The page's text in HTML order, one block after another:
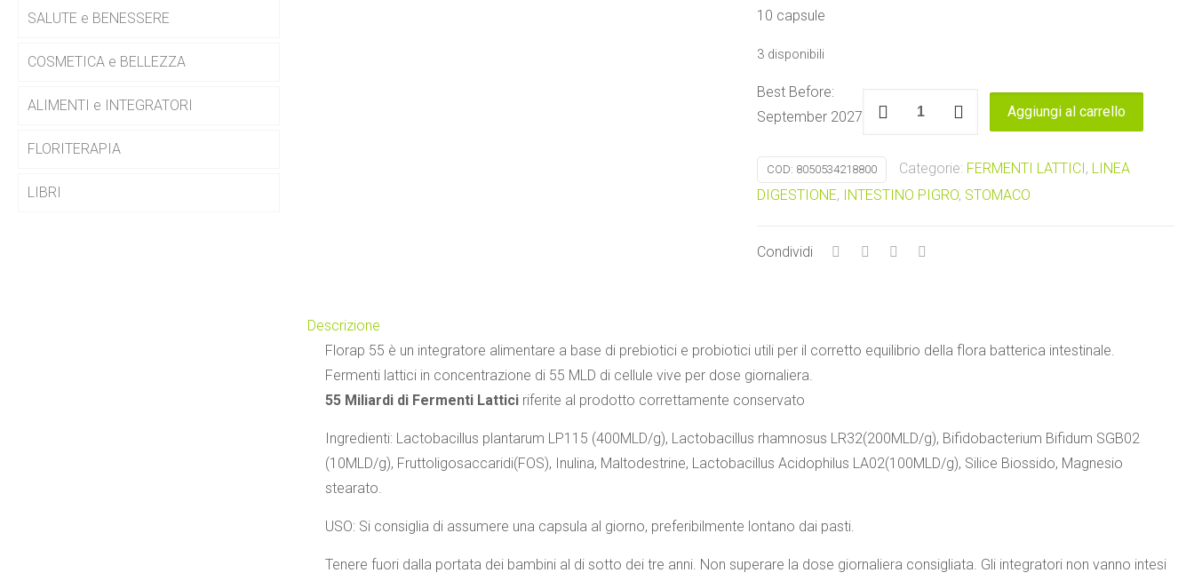
10 capsule
3 disponibili
Best Before:
September 2027
Alta
Natura
Aggiungi al carrello
COD: 8050534218800 Categorie: FERMENTI LATTICI, LINEA
DIGESTIONE, INTESTINO PIGRO, STOMACO
Condividi
Descrizione
Florap 55 è un integratore alimentare a base di prebiotici e probiotici utili per il corretto equilibrio della flora batterica intestinale.
Fermenti lattici in concentrazione di 55 MLD di cellule vive per dose giornaliera.
55 Miliardi di Fermenti Latticiriferite al prodotto correttamente conservato
Ingredienti: Lactobacillus plantarum LP115 (400MLD/g), Lactobacillus rhamnosus LR32(200MLD/g), Bifidobacterium Bifidum SGB02
(10MLD/g), Fruttoligosaccaridi(FOS), Inulina, Maltodestrine, Lactobacillus Acidophilus LA02(100MLD/g), Silice Biossido, Magnesio
stearato.
USO: Si consiglia di assumere una capsula al giorno, preferibilmente lontano dai pasti.
Tenere fuori dalla portata dei bambini al di sotto dei tre anni. Non superare la dose giornaliera consigliata. Gli integratori non vanno intesi
SALUTE e BENESSERE
COSMETICA e BELLEZZA
ALIMENTI e INTEGRATORI
FLORITERAPIA
LIBRI